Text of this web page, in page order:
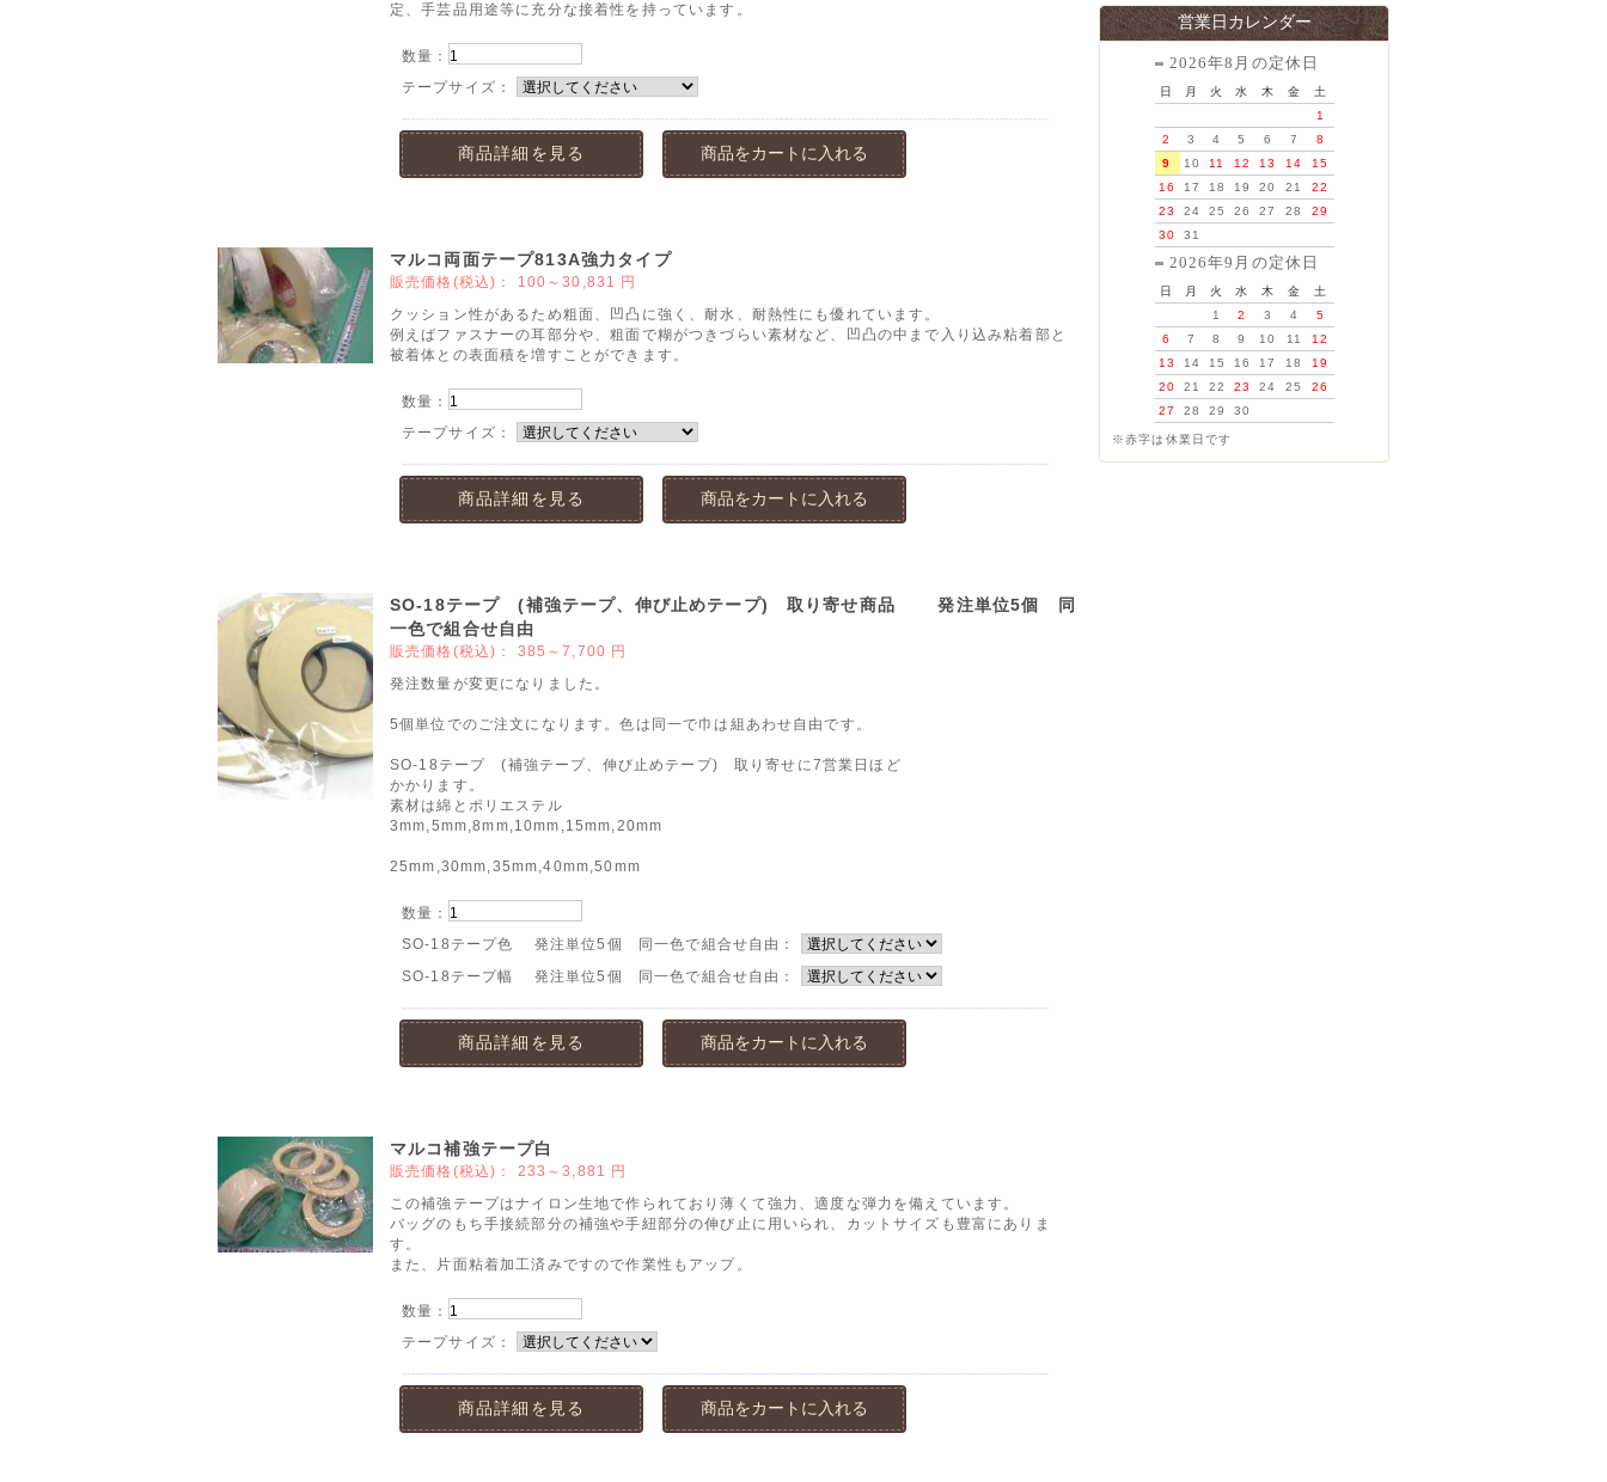
定、手芸品用途等に充分な接着性を持っています。
数量：
テープサイズ：
商品詳細を見る 商品をカートに入れる
マルコ両面テープ813A強力タイプ
販売価格(税込)： 100～30,831 円
クッション性があるため粗面、凹凸に強く、耐水、耐熱性にも優れています。
例えばファスナーの耳部分や、粗面で糊がつきづらい素材など、凹凸の中まで入り込み粘着部と
被着体との表面積を増すことができます。
数量：
テープサイズ：
商品詳細を見る 商品をカートに入れる
SO-18テープ (補強テープ、伸び止めテープ) 取り寄せ商品 発注単位5個 同
一色で組合せ自由
販売価格(税込)： 385～7,700 円
発注数量が変更になりました。
5個単位でのご注文になります。色は同一で巾は組あわせ自由です。
SO-18テープ (補強テープ、伸び止めテープ) 取り寄せに7営業日ほど
かかります。
素材は綿とポリエステル
3mm,5mm,8mm,10mm,15mm,20mm
25mm,30mm,35mm,40mm,50mm
数量：
SO-18テープ色 発注単位5個 同一色で組合せ自由：
SO-18テープ幅 発注単位5個 同一色で組合せ自由：
商品詳細を見る 商品をカートに入れる
マルコ補強テープ白
販売価格(税込)： 233～3,881 円
この補強テープはナイロン生地で作られており薄くて強力、適度な弾力を備えています。
バッグのもち手接続部分の補強や手紐部分の伸び止に用いられ、カットサイズも豊富にありま
す。
また、片面粘着加工済みですので作業性もアップ。
数量：
テープサイズ：
商品詳細を見る 商品をカートに入れる
営業日カレンダー
2026年8月の定休日
日 月 火 水 木 金
土
1
2
3 4 5 6 7
8
9
10 11 12 13 14
15
16
17 18 19 20 21
22
23
24 25 26 27 28
29
30
31
2026年9月の定休日
日 月 火 水 木 金
土
1
2 3 4
5
6
7 8 9 10 11
12
13
14 15 16 17 18
19
20
21 22 23 24 25
26
27
28 29 30
※赤字は休業日です